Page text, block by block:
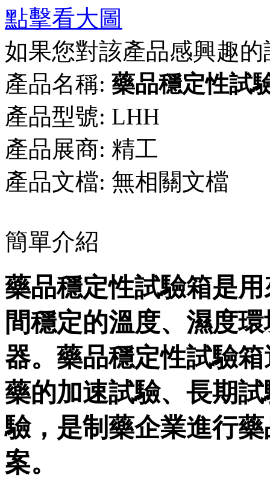
點擊看大圖
如果您對該產品感興趣的
產品名稱: 藥品穩定性試
產品型號: LHH
產品展商: 精工
產品文檔: 無相關文檔
簡單介紹
藥品穩定性試驗箱是
間穩定的溫度、濕度
器。藥品穩定性試驗
藥的加速試驗、長期
驗，是制藥企業進行
案。